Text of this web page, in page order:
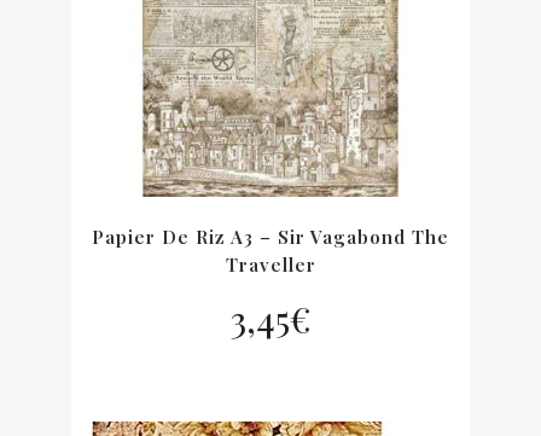
Papier De Riz A3 – Sir Vagabond The
Traveller
3,45€